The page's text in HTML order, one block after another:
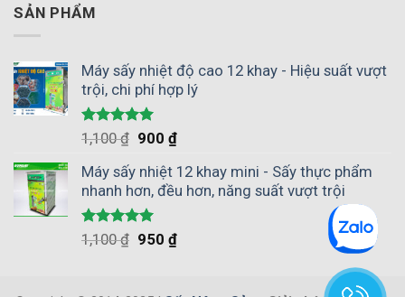
SẢN PHẨM
Máy sấy nhiệt độ cao 12 khay - Hiệu suất vượt
trội, chi phí hợp lý
Được xếp
hạng
5.00
5 sao
1,100₫ 900₫
Máy sấy nhiệt 12 khay mini - Sấy thực phẩm
nhanh hơn, đều hơn, năng suất vượt trội
Được xếp
hạng
5.00
1,100₫ 950₫